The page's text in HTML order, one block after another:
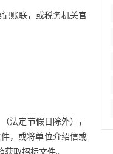
账联，或税务机关官
法定节假日除外），
，或将单位介绍信或
取招标文件。